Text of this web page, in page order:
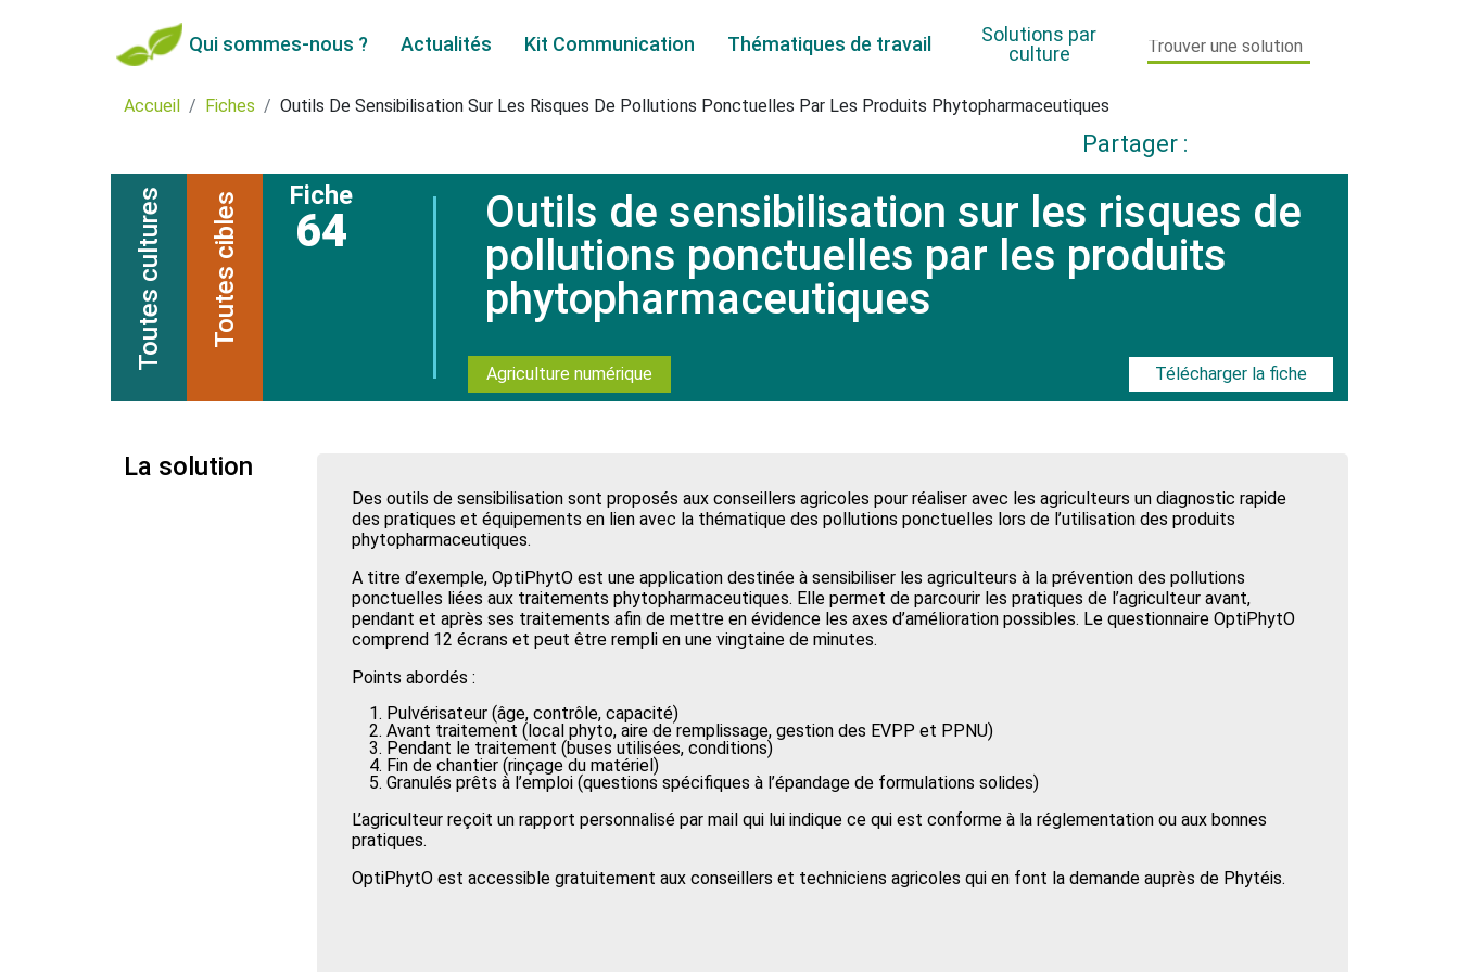
Qui sommes-nous ? Actualités Kit Communication Thématiques de travail
Solutions par
culture
Autres cultures
Betterave
Blé
Orge
PPAM Horticulture
Accueil Fiches Outils De Sensibilisation Sur Les Risques De Pollutions Ponctuelles Par Les Produits Phytopharmaceutiques
Partager :
Toutes cultures Toutes cibles Fiche
64
Outils de sensibilisation sur les risques de
pollutions ponctuelles par les produits
phytopharmaceutiques
Agriculture numérique Télécharger la fiche
La solution
Des outils de sensibilisation sont proposés aux conseillers agricoles pour réaliser avec les agriculteurs un diagnostic rapide
des pratiques et équipements en lien avec la thématique des pollutions ponctuelles lors de l’utilisation des produits
phytopharmaceutiques.
A titre d’exemple, OptiPhytO est une application destinée à sensibiliser les agriculteurs à la prévention des pollutions
ponctuelles liées aux traitements phytopharmaceutiques. Elle permet de parcourir les pratiques de l’agriculteur avant,
pendant et après ses traitements afin de mettre en évidence les axes d’amélioration possibles. Le questionnaire OptiPhytO
comprend 12 écrans et peut être rempli en une vingtaine de minutes.
Points abordés :
Pulvérisateur (âge, contrôle, capacité)
Avant traitement (local phyto, aire de remplissage, gestion des EVPP et PPNU)
Pendant le traitement (buses utilisées, conditions)
Fin de chantier (rinçage du matériel)
Granulés prêts à l’emploi (questions spécifiques à l’épandage de formulations solides)
L’agriculteur reçoit un rapport personnalisé par mail qui lui indique ce qui est conforme à la réglementation ou aux bonnes
pratiques.
OptiPhytO est accessible gratuitement aux conseillers et techniciens agricoles qui en font la demande auprès de Phytéis.